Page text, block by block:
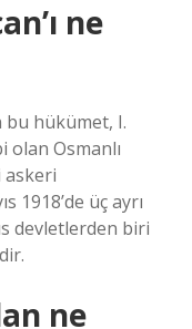
ne
hükümet, I.
olan Osmanlı
askeri
1918’de üç ayrı
devletlerden biri
ne